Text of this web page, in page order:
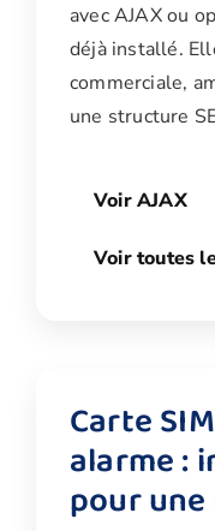
avec AJAX ou
déjà installé.
commerciale,
une structure
Voir AJAX
Voir toutes
Carte
alarme :
pour